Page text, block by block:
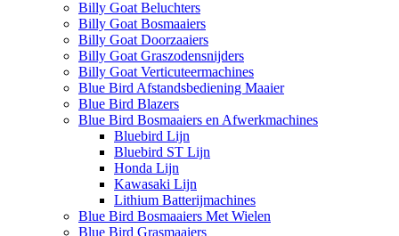
Billy Goat Beluchters
Billy Goat Bosmaaiers
Billy Goat Doorzaaiers
Billy Goat Graszodensnijders
Billy Goat Verticuteermachines
Blue Bird Afstandsbediening Maaier
Blue Bird Blazers
Blue Bird Bosmaaiers en Afwerkmachines
Bluebird Lijn
Bluebird ST Lijn
Honda Lijn
Kawasaki Lijn
Lithium Batterijmachines
Blue Bird Bosmaaiers Met Wielen
Blue Bird Grasmaaiers